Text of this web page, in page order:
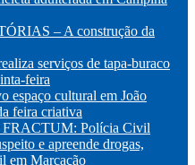
– A construção da
serviços de tapa-buraco
feira
espaço cultural em João
feira criativa
Polícia Civil
e apreende drogas,
em Marcação